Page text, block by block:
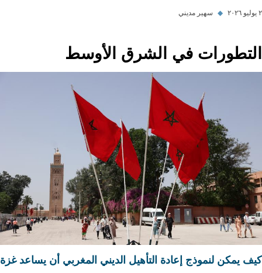
٢ يوليو ٢٠٢٦ ◆ سهير مديني
التطورات في الشرق الأوسط
كيف يمكن لنموذج إعادة التأهيل الديني المغربي أن يساعد غزة